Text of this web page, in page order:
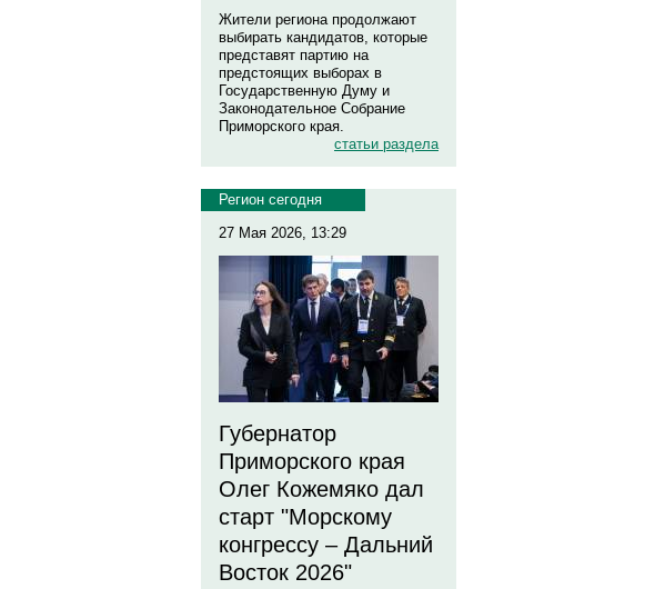
Жители региона продолжают
выбирать кандидатов, которые
представят партию на
предстоящих выборах в
Государственную Думу и
Законодательное Собрание
Приморского края.
статьи раздела
Регион сегодня
27 Мая 2026, 13:29
Губернатор
Приморского края
Олег Кожемяко дал
старт "Морскому
конгрессу – Дальний
Восток 2026"